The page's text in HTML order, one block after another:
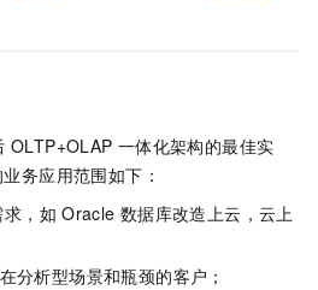
OLTP+OLAP 一体化架构的最佳实
务应用范围如下：
，如 Oracle 数据库改造上云，云上
分析型场景和瓶颈的客户；